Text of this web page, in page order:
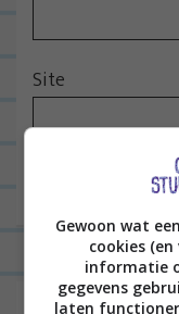
Site
Gewoon wat
cookies
informatie
gegevens
laten